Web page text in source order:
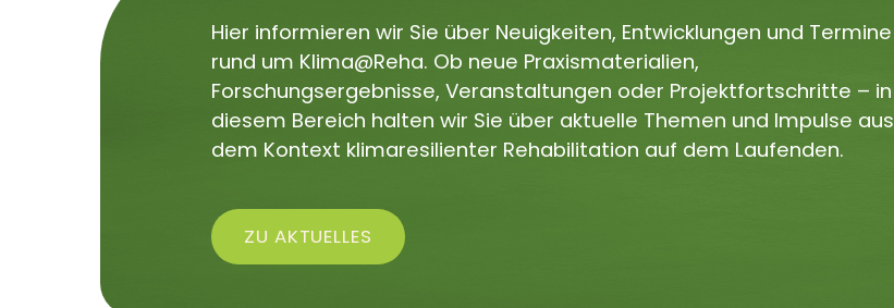
Hier informieren wir Sie über Neuigkeiten, Entwicklungen und Termine
rund um Klima@Reha. Ob neue Praxismaterialien,
Forschungsergebnisse, Veranstaltungen oder Projektfortschritte – in
diesem Bereich halten wir Sie über aktuelle Themen und Impulse aus
dem Kontext klimaresilienter Rehabilitation auf dem Laufenden.
ZU AKTUELLES